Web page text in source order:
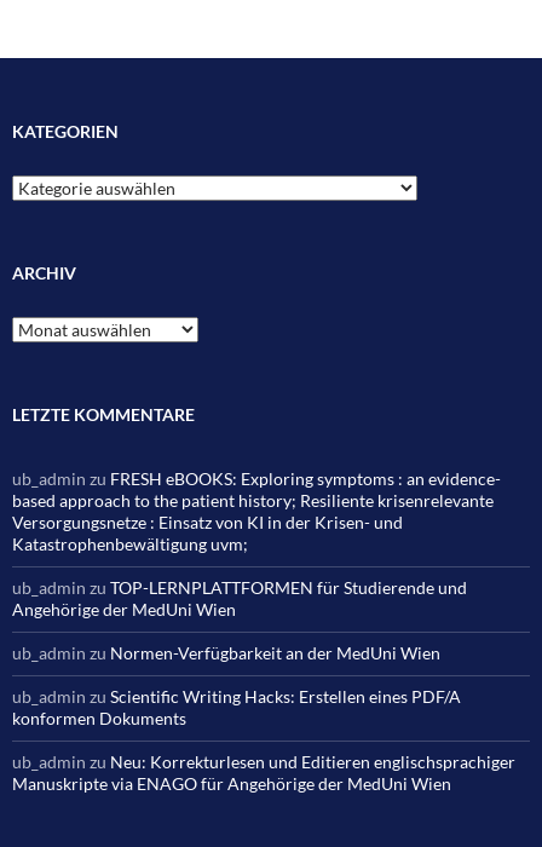
KATEGORIEN
Kategorien
ARCHIV
Archiv
LETZTE KOMMENTARE
ub_admin zu FRESH eBOOKS: Exploring symptoms : an evidence-
based approach to the patient history; Resiliente krisenrelevante
Versorgungsnetze : Einsatz von KI in der Krisen- und
Katastrophenbewältigung uvm;
ub_admin zu TOP-LERNPLATTFORMEN für Studierende und
Angehörige der MedUni Wien
ub_admin zu Normen-Verfügbarkeit an der MedUni Wien
ub_admin zu Scientific Writing Hacks: Erstellen eines PDF/A
konformen Dokuments
ub_admin zu Neu: Korrekturlesen und Editieren englischsprachiger
Manuskripte via ENAGO für Angehörige der MedUni Wien